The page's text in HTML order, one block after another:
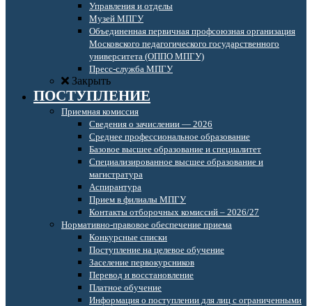
Управления и отделы
Музей МПГУ
Объединенная первичная профсоюзная организация
Московского педагогического государственного
университета (ОППО МПГУ)
Пресс-служба МПГУ
Закрыть
ПОСТУПЛЕНИЕ
Приемная комиссия
Сведения о зачислении — 2026
Среднее профессиональное образование
Базовое высшее образование и специалитет
Специализированное высшее образование и
магистратура
Аспирантура
Прием в филиалы МПГУ
Контакты отборочных комиссий – 2026/27
Нормативно-правовое обеспечение приема
Конкурсные списки
Поступление на целевое обучение
Заселение первокурсников
Перевод и восстановление
Платное обучение
Информация о поступлении для лиц с ограниченными